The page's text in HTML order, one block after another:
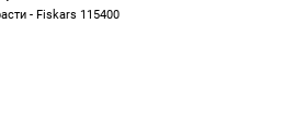
- Fiskars 115400